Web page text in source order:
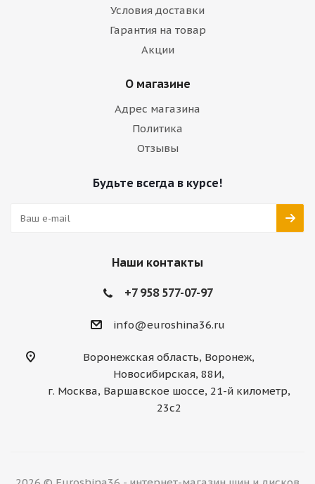
Условия доставки
Гарантия на товар
Акции
О магазине
Адрес магазина
Политика
Отзывы
Будьте всегда в курсе!
Наши контакты
+7 958 577-07-97
info@euroshina36.ru
Воронежская область, Воронеж,
Новосибирская, 88И,
г. Москва, Варшавское шоссе, 21-й километр,
23с2